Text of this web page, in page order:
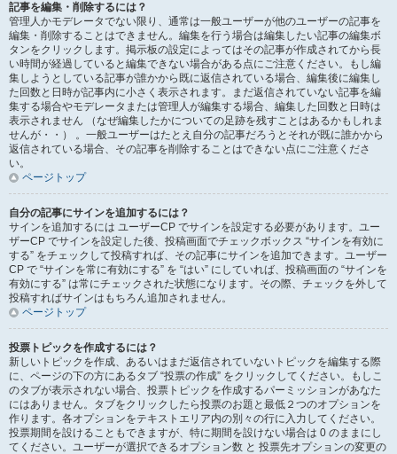
記事を編集・削除するには？
管理人かモデレータでない限り、通常は一般ユーザーが他のユーザーの記事を
編集・削除することはできません。編集を行う場合は編集したい記事の編集ボ
タンをクリックします。掲示板の設定によってはその記事が作成されてから長
い時間が経過していると編集できない場合がある点にご注意ください。もし編
集しようとしている記事が誰かから既に返信されている場合、編集後に編集し
た回数と日時が記事内に小さく表示されます。まだ返信されていない記事を編
集する場合やモデレータまたは管理人が編集する場合、編集した回数と日時は
表示されません （なぜ編集したかについての足跡を残すことはあるかもしれま
せんが・・） 。一般ユーザーはたとえ自分の記事だろうとそれが既に誰かから
返信されている場合、その記事を削除することはできない点にご注意くださ
い。
ページトップ
自分の記事にサインを追加するには？
サインを追加するには ユーザーCP でサインを設定する必要があります。ユー
ザーCP でサインを設定した後、投稿画面でチェックボックス “サインを有効に
する” をチェックして投稿すれば、その記事にサインを追加できます。ユーザー
CP で “サインを常に有効にする” を “はい” にしていれば、投稿画面の “サインを
有効にする” は常にチェックされた状態になります。その際、チェックを外して
投稿すればサインはもちろん追加されません。
ページトップ
投票トピックを作成するには？
新しいトピックを作成、あるいはまだ返信されていないトピックを編集する際
に、ページの下の方にあるタブ “投票の作成” をクリックしてください。もしこ
のタブが表示されない場合、投票トピックを作成するパーミッションがあなた
にはありません。タブをクリックしたら投票のお題と最低２つのオプションを
作ります。各オプションをテキストエリア内の別々の行に入力してください。
投票期間を設けることもできますが、特に期間を設けない場合は 0 のままにし
てください。ユーザーが選択できるオプション数 と 投票先オプションの変更の